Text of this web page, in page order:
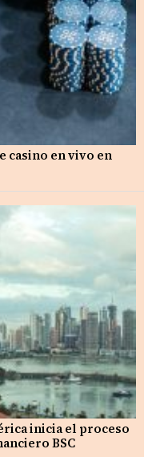
casino en vivo en
inicia el proceso
BSC